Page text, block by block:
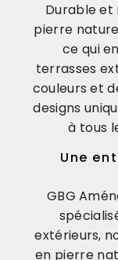
Durable et
pierre
ce qui
terrasses
couleurs et
designs
à tous
Une
GBG
extérieurs,
en pierre